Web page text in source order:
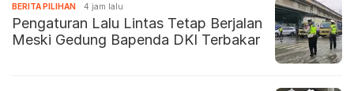
BERITA PILIHAN 4 jam lalu
Pengaturan Lalu Lintas Tetap Berjalan
Meski Gedung Bapenda DKI Terbakar